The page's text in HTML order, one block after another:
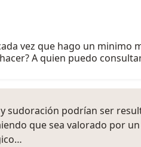
vez que hago un
A quien puedo
sudoración podrían ser
que sea valorado por